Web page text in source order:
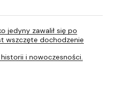
jedyny zawalił się po
wszczęte dochodzenie
i nowoczesności.